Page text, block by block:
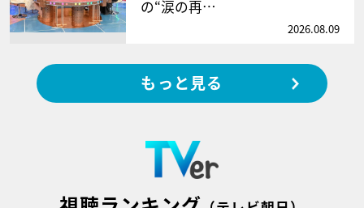
の“涙の再…
2026.08.09
もっと見る